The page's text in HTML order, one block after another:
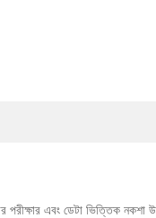
পরীক্ষার এবং ডেটা ভিত্তিক